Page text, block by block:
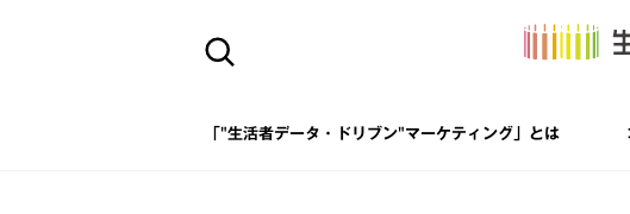
「"生活者データ・ドリブン"マーケティング」とは